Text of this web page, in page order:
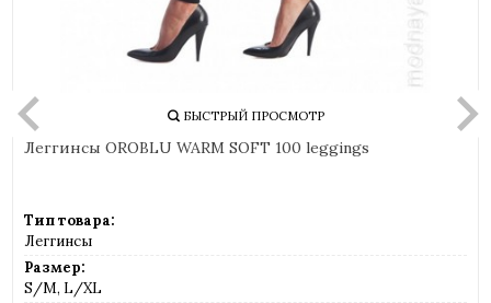
БЫСТРЫЙ ПРОСМОТР
Леггинсы OROBLU WARM SOFT 100 leggings
Тип товара:
Леггинсы
Размер:
S/M, L/XL